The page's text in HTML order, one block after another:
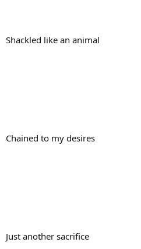
Shackled like an animal
Chained to my desires
Just another sacrifice